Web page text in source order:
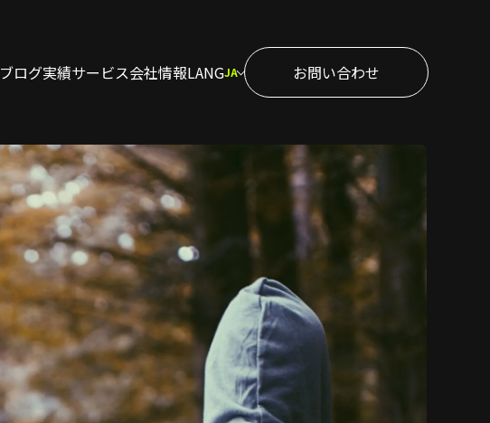
ブログ実績サービス会社情報LANGJA お問い合わせ